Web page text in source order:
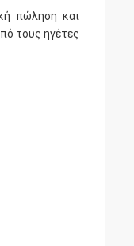
πώληση και
τους ηγέτες